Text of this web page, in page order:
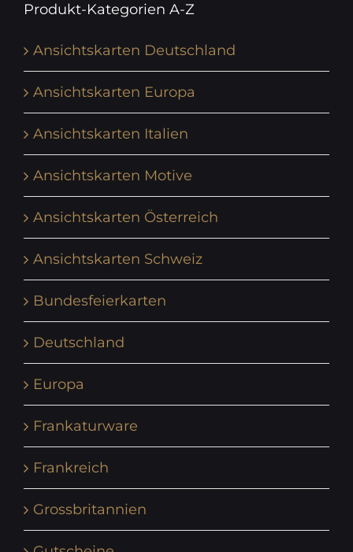
Produkt-Kategorien A-Z
Ansichtskarten Deutschland
Ansichtskarten Europa
Ansichtskarten Italien
Ansichtskarten Motive
Ansichtskarten Österreich
Ansichtskarten Schweiz
Bundesfeierkarten
Deutschland
Europa
Frankaturware
Frankreich
Grossbritannien